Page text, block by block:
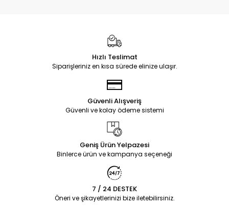
Hızlı Teslimat
Siparişleriniz en kısa sürede elinize ulaşır.
Güvenli Alışveriş
Güvenli ve kolay ödeme sistemi
Geniş Ürün Yelpazesi
Binlerce ürün ve kampanya seçeneği
7 / 24 DESTEK
Öneri ve şikayetlerinizi bize iletebilirsiniz.